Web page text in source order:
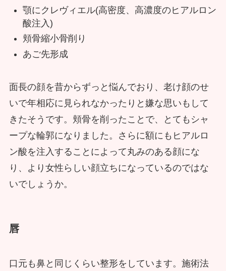
顎にクレヴィエル(高密度、高濃度のヒアルロン
酸注入)
頬骨縮小骨削り
あご先形成
面長の顔を昔からずっと悩んでおり、老け顔のせ
いで年相応に見られなかったりと嫌な思いもして
きたそうです。頬骨を削ったことで、とてもシャ
ープな輪郭になりました。さらに額にもヒアルロ
ン酸を注入することによって丸みのある顔にな
り、より女性らしい顔立ちになっているのではな
いでしょうか。
唇
口元も鼻と同じくらい整形をしています。施術法